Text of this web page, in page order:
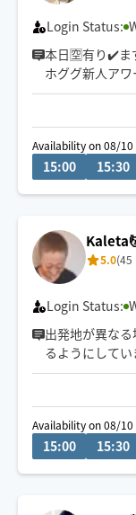
Login Status:
本日🈳有り✔️ま
ホググ新人ア
＠南関東エリ
✅アロマオイ
【安心】多数資
某サロン技術
Availability on 08/10
15:00 15:30
5.0(45
Login Status:
出発地が異な
るようにして
場所によって
一度Chatにて
すので宜しくお
Availability on 08/10
15:00 15:30